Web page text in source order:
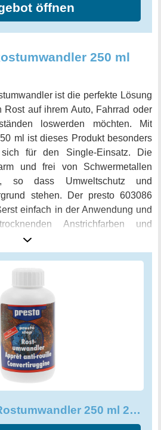
öffnen
250 ml
ist die perfekte Lösung
auf ihrem Auto, Fahrrad oder
loswerden möchten. Mit
ml ist dieses Produkt besonders
für den Single-Einsatz. Die
und frei von Schwermetallen
so dass Umweltschutz und
stehen. Der presto 603086
einfach in der Anwendung und
Anstrichfarben und
werden, ohne die Lackierung zu
wird sofort in wasserunlösliche,
schützt und somit anti-
presto 603086 Rostumwandler
Produkt mit einem
und einer zuverlässigen
Produkt ist die perfekte Wahl für
vor Rost schützen und
verlängern möchten.
presto 603086 Rostumwandler 250 ml 250 ml Single